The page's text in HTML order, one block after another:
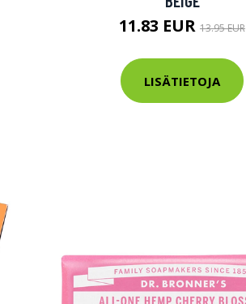
11.83 EUR 13.95 EUR
LISÄTIETOJA